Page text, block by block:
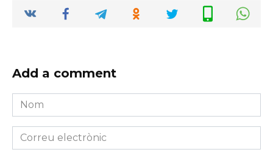
Add a comment
Nom
*
Correu
electrònic